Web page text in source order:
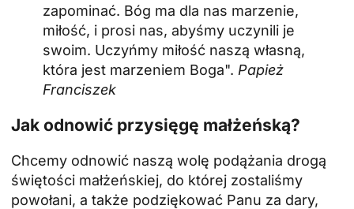
zapominać. Bóg ma dla nas marzenie,
miłość, i prosi nas, abyśmy uczynili je
swoim. Uczyńmy miłość naszą własną,
która jest marzeniem Boga". Papież
Franciszek
Jak odnowić przysięgę małżeńską?
Chcemy odnowić naszą wolę podążania drogą
świętości małżeńskiej, do której zostaliśmy
powołani, a także podziękować Panu za dary,